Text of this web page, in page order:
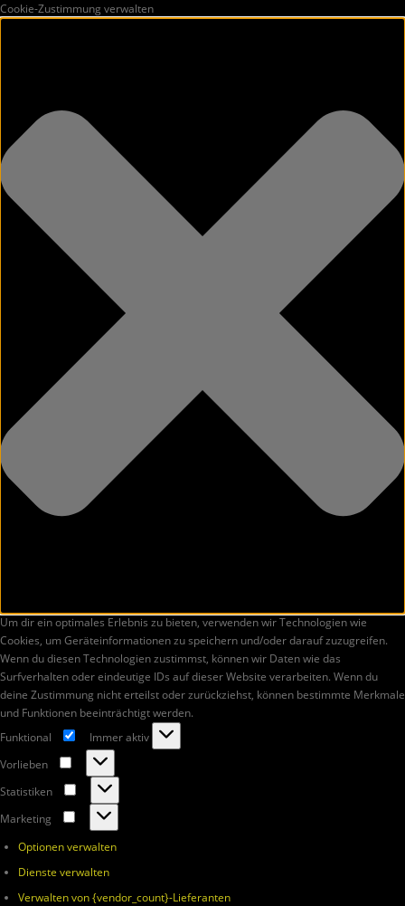
Cookie-Zustimmung verwalten
Um dir ein optimales Erlebnis zu bieten, verwenden wir Technologien wie
Cookies, um Geräteinformationen zu speichern und/oder darauf zuzugreifen.
Wenn du diesen Technologien zustimmst, können wir Daten wie das
Surfverhalten oder eindeutige IDs auf dieser Website verarbeiten. Wenn du
deine Zustimmung nicht erteilst oder zurückziehst, können bestimmte Merkmale
und Funktionen beeinträchtigt werden.
Funktional
Funktional
Immer aktiv
Vorlieben
Vorlieben
Statistiken
Statistiken
Marketing
Marketing
Optionen verwalten
Dienste verwalten
Verwalten von {vendor_count}-Lieferanten